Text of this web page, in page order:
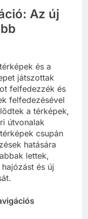
Az új
és a
játszottak
felfedezzék és
felfedezésével
a térképek,
útvonalak
csupán
hatására
lettek,
és új